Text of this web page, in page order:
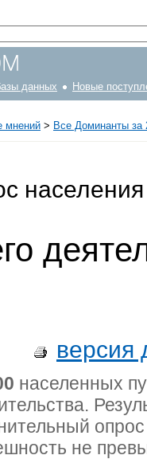
данных Новые
мнений > Все Доминанты за
населения
версия
населенных
не